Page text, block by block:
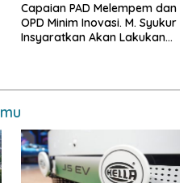
Capaian PAD Melempem dan
OPD Minim Inovasi. M. Syukur
Insyaratkan Akan Lakukan